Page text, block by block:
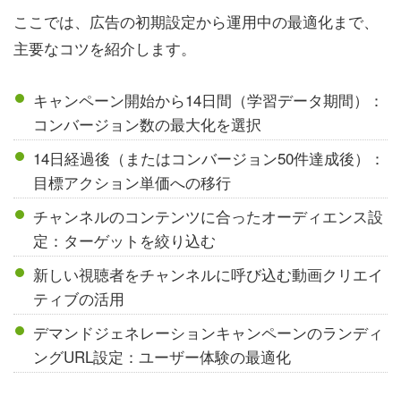
ここでは、広告の初期設定から運用中の最適化まで、
主要なコツを紹介します。
キャンペーン開始から14日間（学習データ期間）：
コンバージョン数の最大化を選択
14日経過後（またはコンバージョン50件達成後）：
目標アクション単価への移行
チャンネルのコンテンツに合ったオーディエンス設
定：ターゲットを絞り込む
新しい視聴者をチャンネルに呼び込む動画クリエイ
ティブの活用
デマンドジェネレーションキャンペーンのランディ
ングURL設定：ユーザー体験の最適化